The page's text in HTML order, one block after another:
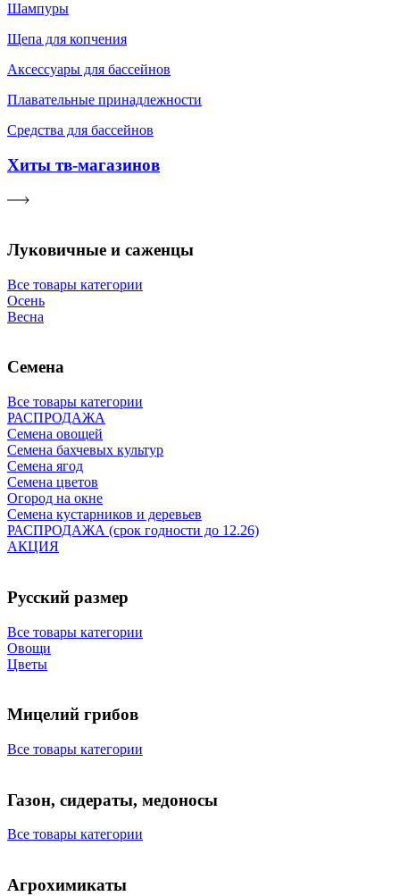
Шампуры
Щепа для копчения
Аксессуары для бассейнов
Плавательные принадлежности
Средства для бассейнов
Хиты тв-магазинов
Луковичные и саженцы
Все товары категории
Осень
Весна
Семена
Все товары категории
РАСПРОДАЖА
Семена овощей
Семена бахчевых культур
Семена ягод
Семена цветов
Огород на окне
Семена кустарников и деревьев
РАСПРОДАЖА (срок годности до 12.26)
АКЦИЯ
Русский размер
Все товары категории
Овощи
Цветы
Мицелий грибов
Все товары категории
Газон, сидераты, медоносы
Все товары категории
Агрохимикаты